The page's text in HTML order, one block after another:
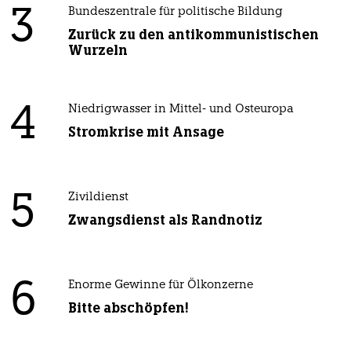
3 Bundeszentrale für politische Bildung
Zurück zu den antikommunistischen
Wurzeln
4 Niedrigwasser in Mittel- und Osteuropa
Stromkrise mit Ansage
5 Zivildienst
Zwangsdienst als Randnotiz
6 Enorme Gewinne für Ölkonzerne
Bitte abschöpfen!